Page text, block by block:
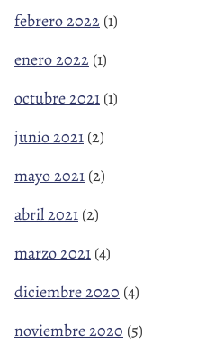
febrero 2022 (1)
enero 2022 (1)
octubre 2021 (1)
junio 2021 (2)
mayo 2021 (2)
abril 2021 (2)
marzo 2021 (4)
diciembre 2020 (4)
noviembre 2020 (5)